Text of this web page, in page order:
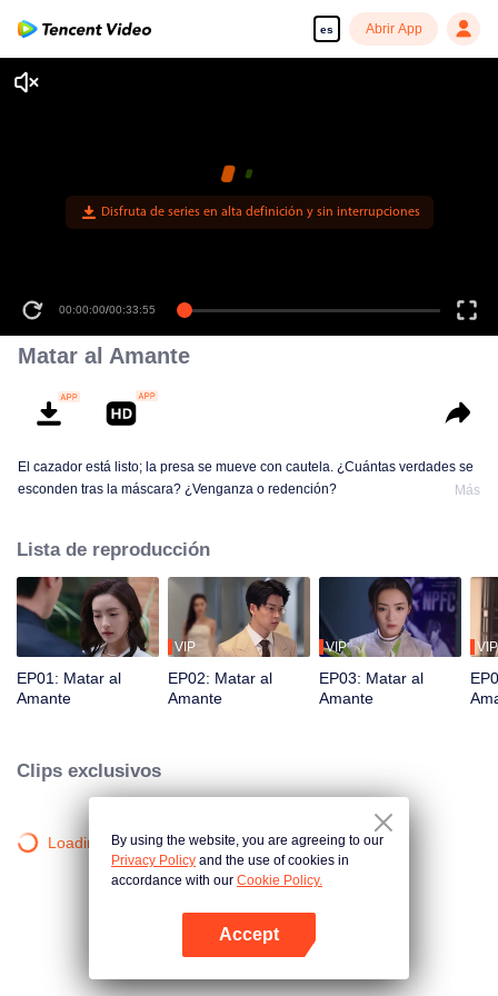
es Abrir App
Disfruta de series en alta definición y sin interrupciones
00:00:00/00:33:55
Matar al Amante
El cazador está listo; la presa se mueve con cautela. ¿Cuántas verdades se
esconden tras la máscara? ¿Venganza o redención?
Más
Lista de reproducción
EP01: Matar al
Amante
VIP
EP02: Matar al
Amante
VIP
EP03: Matar al
Amante
VIP
Clips exclusivos
Loading…By using the website, you are agreeing to our
Privacy Policy and the use of cookies in
accordance with our Cookie Policy.
Accept